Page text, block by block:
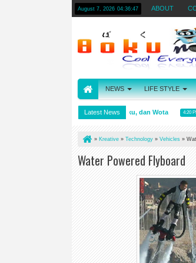
August 7, 2026 04:36:47 ABOUT
NEWS LIFE STYLE
Latest News
Arti kata Wibu, Otaku, dan Wota 4:20 PM
» Kreative » Technology » Vehicles »
Water Powered Flyboard